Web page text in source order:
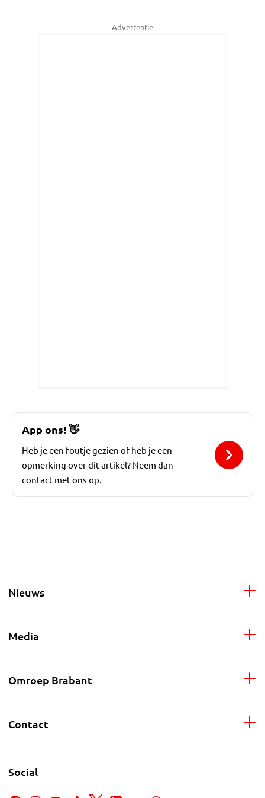
Advertentie
App ons!👋
Heb je een foutje gezien of heb je een
opmerking over dit artikel? Neem dan
contact met ons op.
Nieuws
Media
Omroep Brabant
Contact
Social